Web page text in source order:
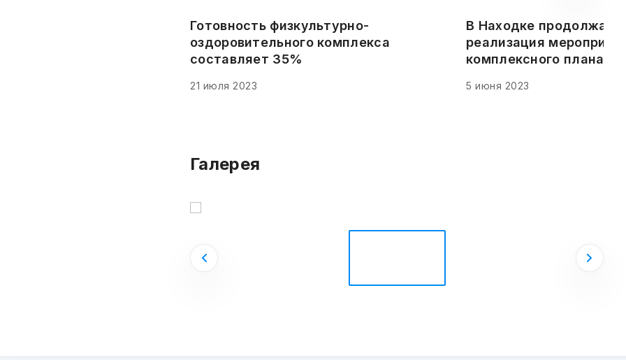
Готовность физкультурно-
оздоровительного комплекса
составляет 35%
21 июля 2023
В Находке
реализация
комплексного плана
5 июня 2023
Галерея